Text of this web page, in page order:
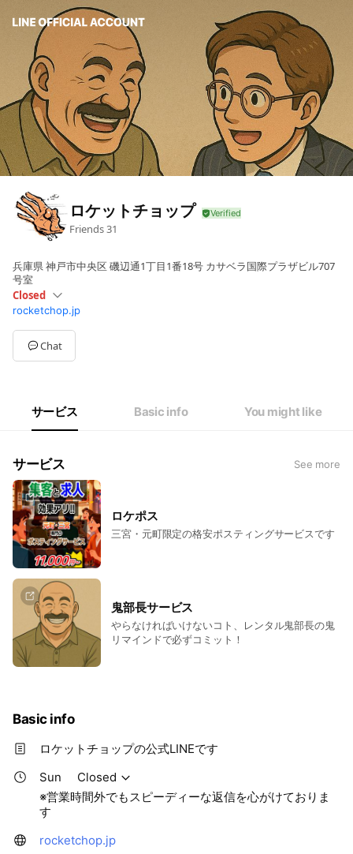
ロケットチョップ
Friends31
兵庫県 神戸市中央区 磯辺通1丁目1番18号 カサベラ国際プラザビル707
号室
Closed
SunClosed
Mon09:00 - 18:00
Tue09:00 - 18:00
Wed09:00 - 18:00
Closed
※営業時間外でもスピーディーな返信を心がけております
rocketchop.jp
Chat
サービス Basic info You might like
サービス See more
ロケポス
三宮・元町限定の格安ポスティングサービスです
鬼部長サービス
やらなければいけないコト、レンタル鬼部長の鬼
リマインドで必ずコミット！
Basic info
ロケットチョップの公式LINEです
Sun
Closed
※営業時間外でもスピーディーな返信を心がけておりま
す
rocketchop.jp